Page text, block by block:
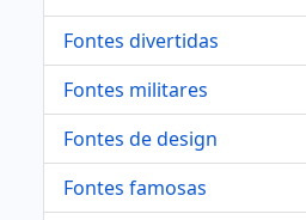
Fontes divertidas
Fontes militares
Fontes de design
Fontes famosas